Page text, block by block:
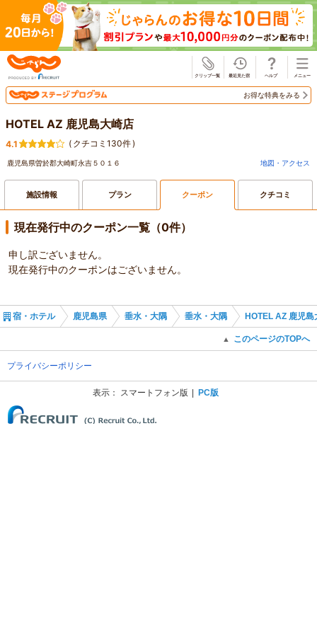
お得な特典をみる
HOTEL AZ 鹿児島大崎店
4.1 ( クチコミ130件)
鹿児島県曽於郡大崎町永吉５０１６ 地図・アクセス
施設情報 プラン クーポン クチコミ
現在発行中のクーポン一覧（0件）
申し訳ございません。
現在発行中のクーポンはございません。
宿・ホテル 鹿児島県 垂水・大隅 垂水・大隅 HOTEL AZ 鹿児島
▲ このページのTOPへ
プライバシーポリシー
表示： スマートフォン版 PC版